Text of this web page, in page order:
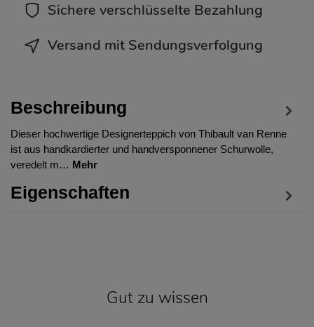
Sichere verschlüsselte Bezahlung
Versand mit Sendungsverfolgung
Beschreibung
Dieser hochwertige Designerteppich von Thibault van Renne
ist aus handkardierter und handversponnener Schurwolle,
veredelt m… Mehr
Eigenschaften
Gut zu wissen